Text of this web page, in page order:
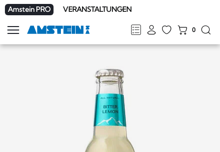
Amstein PRO VERANSTALTUNGEN
FRDEENIT
0
Navigation
zeigen